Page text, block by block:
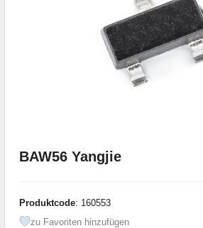
BAW56 Yangjie
Produktcode: 160553
zu Favoriten hinzufügen